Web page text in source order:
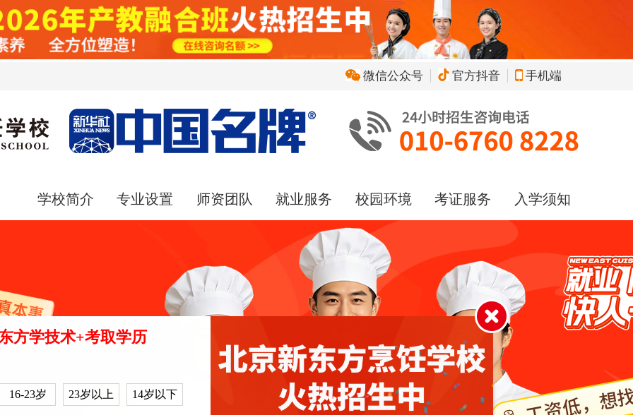
微信公众号 官方抖音 手机端
学校简介 专业设置 师资团队 就业服务 校园环境 考证服务 入学须知
方学技术+考取学历
16-23岁 23岁以上 14岁以下